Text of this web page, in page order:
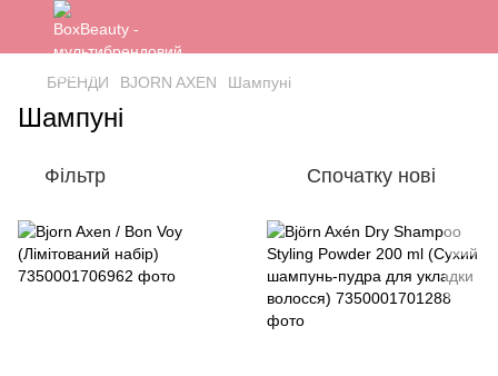
БРЕНДИ BJORN AXEN Шампуні
Шампуні
Фільтр Спочатку нові